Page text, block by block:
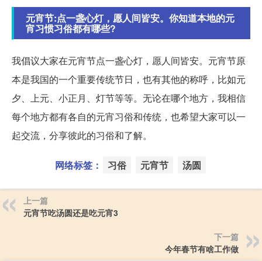
元宵节:点一盏心灯，愿人间皆安。你知道本地的元
宵习惯习俗都有哪些?
我倡议大家在元宵节点一盏心灯，愿人间皆安。元宵节原
本是我国的一个重要传统节日，也有其他的称呼，比如元
夕、上元、小正月、灯节等等。无论在哪个地方，我相信
每个地方都有各自的元宵习俗和传统，也希望大家可以一
起交流，分享彼此的习俗和了解。
网络标签： 习俗 元宵节 汤圆
上一篇
元宵节吃汤圆还是吃元宵3
下一篇
今年春节有啥工作做